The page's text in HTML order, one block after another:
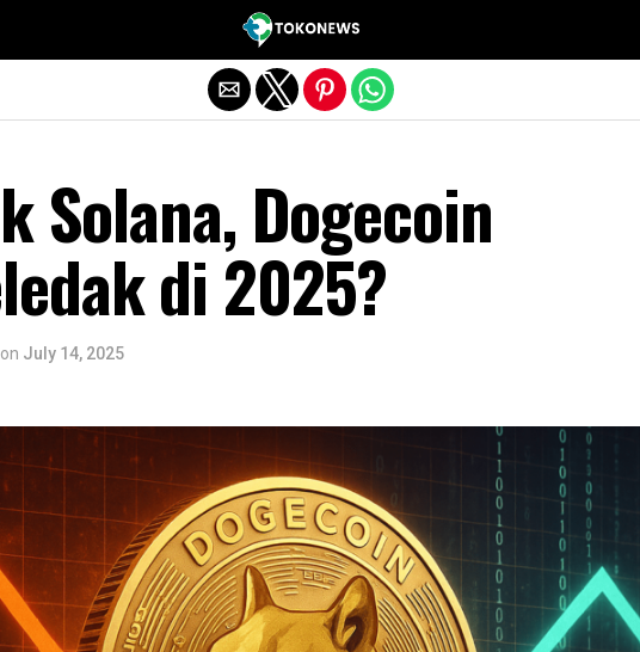
Solana, Dogecoin
di 2025?
on July 14, 2025
Exit mobile version